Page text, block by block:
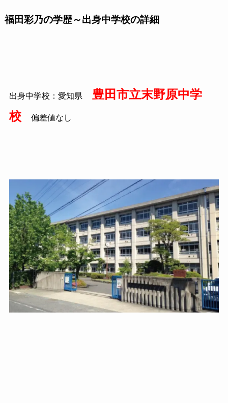
福田彩乃の学歴～出身中学校の詳細
出身中学校：愛知県
豊田市立末野原中学
校
偏差値なし